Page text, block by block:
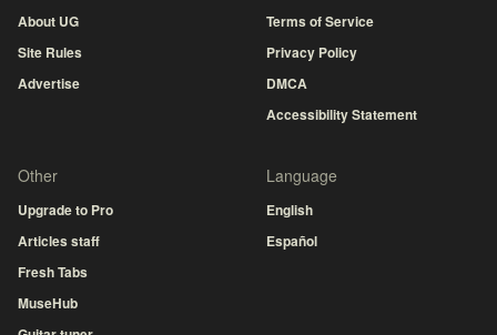
About UG
Site Rules
Advertise
Terms of Service
Privacy Policy
DMCA
Accessibility Statement
Other
Upgrade to Pro
Articles staff
Fresh Tabs
MuseHub
Language
English
Español